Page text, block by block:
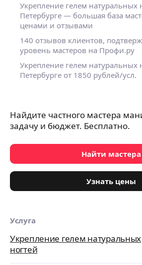
Укрепление гелем натуральных
Петербурге — большая база
ценами и отзывами
140 отзывов клиентов,
уровень мастеров на Профи.ру
Укрепление гелем натуральных
Петербурге от 1850 рублей/усл.
Найдите частного мастера
задачу и бюджет. Бесплатно.
Найти мастера
Узнать цены
Услуга
Укрепление гелем натуральных
ногтей